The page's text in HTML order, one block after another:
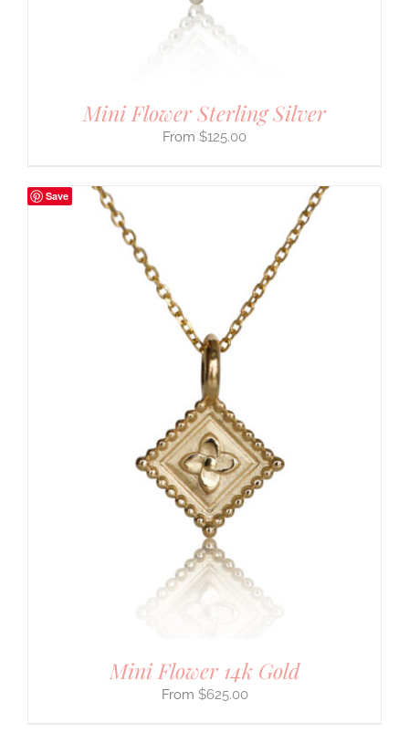
Mini Flower Sterling Silver
$125.00
Save
Mini Flower 14k Gold
$625.00